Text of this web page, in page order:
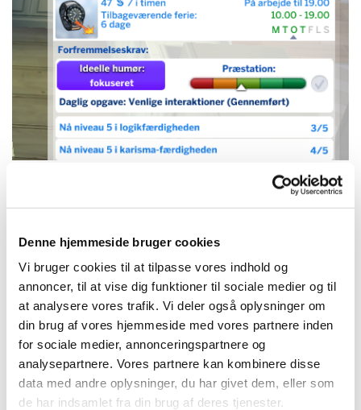
Denne hjemmeside bruger cookies
Vi bruger cookies til at tilpasse vores indhold og
annoncer, til at vise dig funktioner til sociale medier og til
at analysere vores trafik. Vi deler også oplysninger om
din brug af vores hjemmeside med vores partnere inden
for sociale medier, annonceringspartnere og
analysepartnere. Vores partnere kan kombinere disse
data med andre oplysninger, du har givet dem, eller som
de har indsamlet fra din brug af deres tjenester.
- Snak med andre simmere
Nå niveau 5 i Logik færdigheden
Nå niveau 5 i Karisma færdigheden